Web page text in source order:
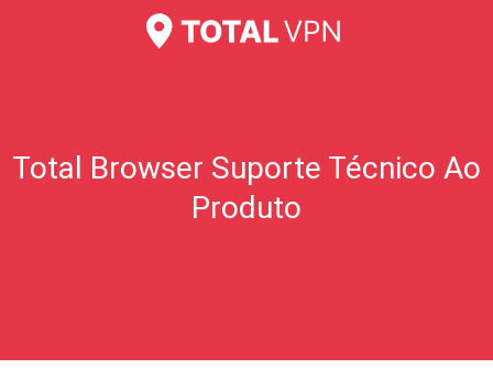
Total Browser Suporte Técnico Ao
Produto